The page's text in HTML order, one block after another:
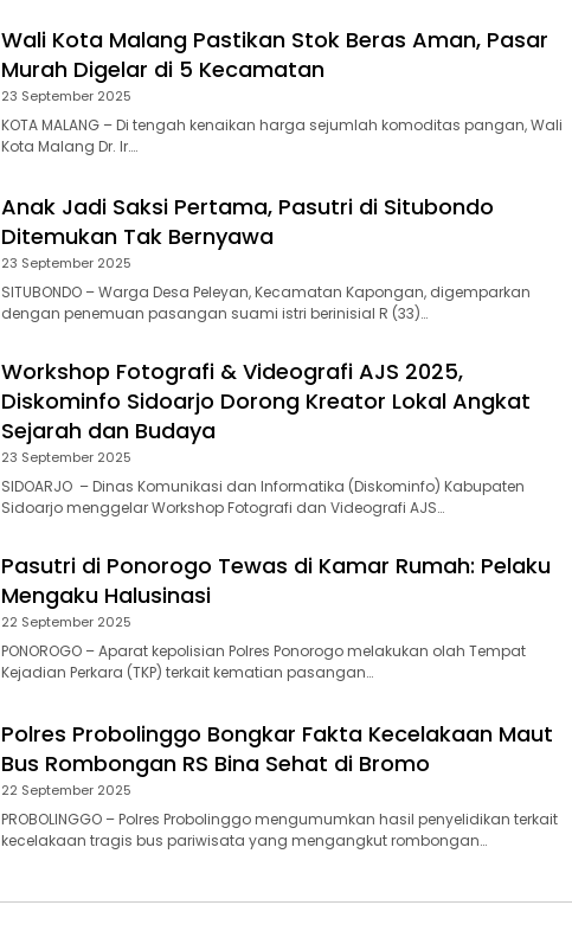
Wali Kota Malang Pastikan Stok Beras Aman, Pasar
Murah Digelar di 5 Kecamatan
23 September 2025
KOTA MALANG – Di tengah kenaikan harga sejumlah komoditas pangan, Wali
Kota Malang Dr. Ir….
Anak Jadi Saksi Pertama, Pasutri di Situbondo
Ditemukan Tak Bernyawa
23 September 2025
SITUBONDO – Warga Desa Peleyan, Kecamatan Kapongan, digemparkan
dengan penemuan pasangan suami istri berinisial R (33)…
Workshop Fotografi & Videografi AJS 2025,
Diskominfo Sidoarjo Dorong Kreator Lokal Angkat
Sejarah dan Budaya
23 September 2025
SIDOARJO – Dinas Komunikasi dan Informatika (Diskominfo) Kabupaten
Sidoarjo menggelar Workshop Fotografi dan Videografi AJS…
Pasutri di Ponorogo Tewas di Kamar Rumah: Pelaku
Mengaku Halusinasi
22 September 2025
PONOROGO – Aparat kepolisian Polres Ponorogo melakukan olah Tempat
Kejadian Perkara (TKP) terkait kematian pasangan…
Polres Probolinggo Bongkar Fakta Kecelakaan Maut
Bus Rombongan RS Bina Sehat di Bromo
22 September 2025
PROBOLINGGO – Polres Probolinggo mengumumkan hasil penyelidikan terkait
kecelakaan tragis bus pariwisata yang mengangkut rombongan…